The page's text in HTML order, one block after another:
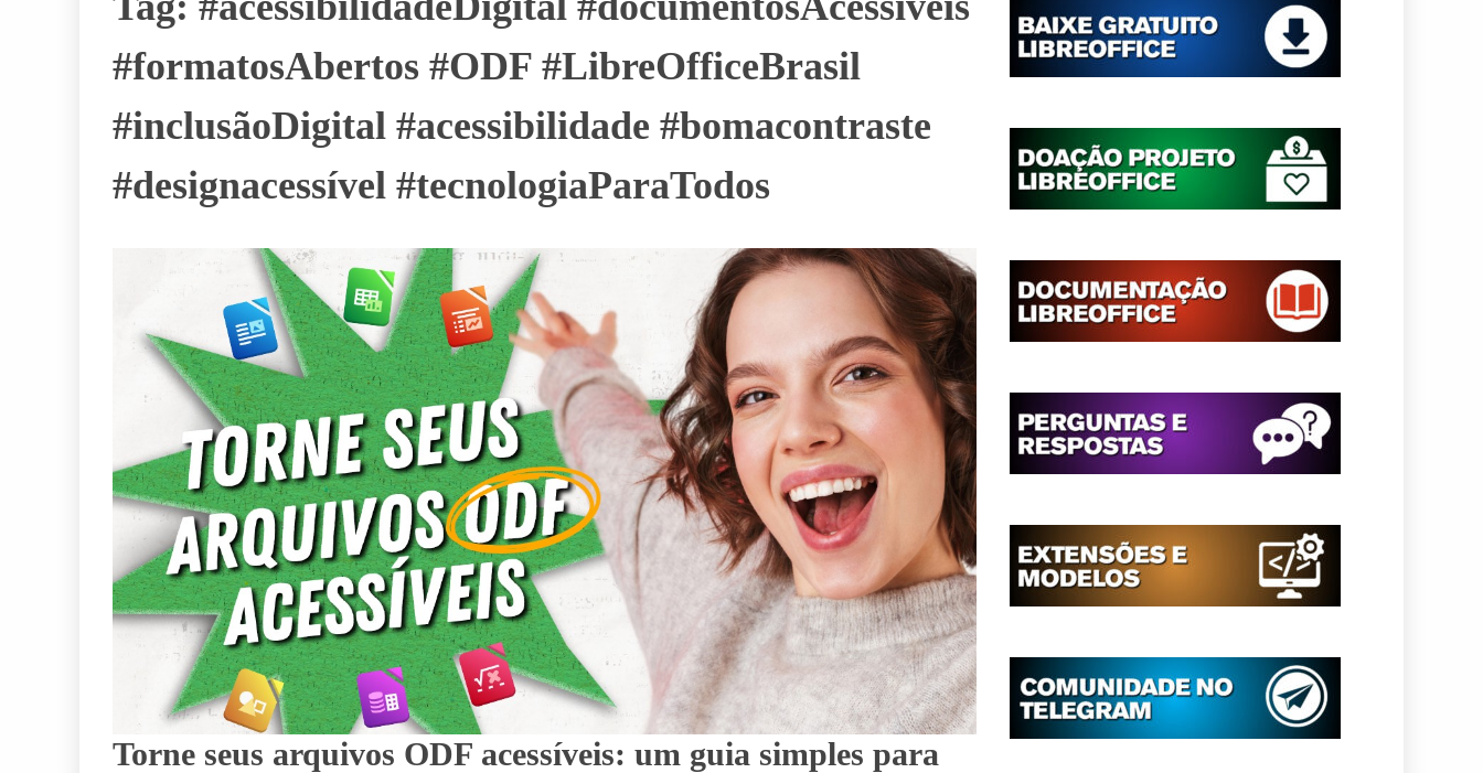
#formatosAbertos #ODF #LibreOfficeBrasil
#inclusãoDigital #acessibilidade #bomacontraste
#designacessível #tecnologiaParaTodos
Torne seus arquivos ODF acessíveis: um guia simples para